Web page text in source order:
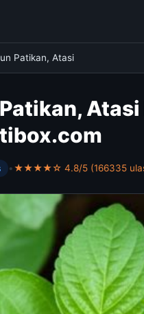
Patikan, Atasi
•★★★★☆ 4.8/5 (166335